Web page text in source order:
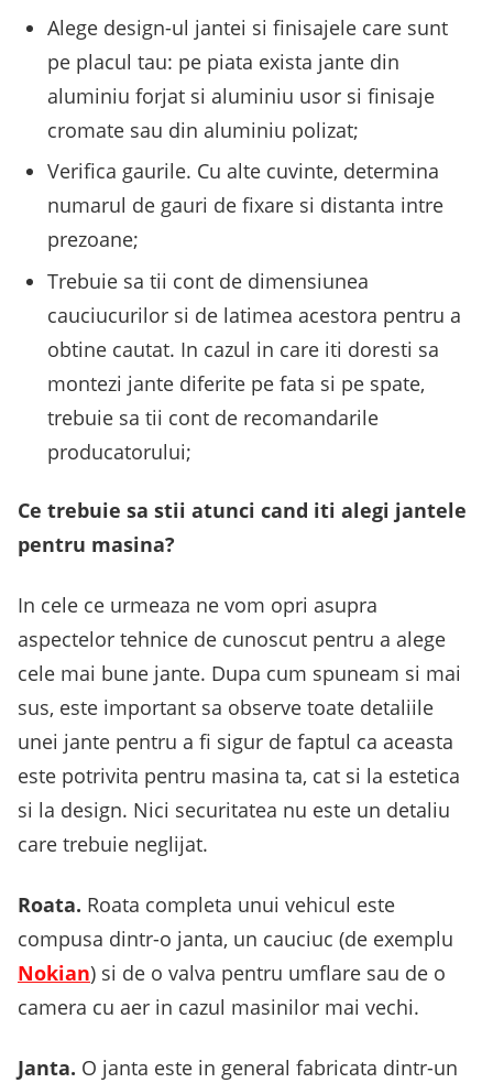
Alege design-ul jantei si finisajele care sunt
pe placul tau: pe piata exista jante din
aluminiu forjat si aluminiu usor si finisaje
cromate sau din aluminiu polizat;
Verifica gaurile. Cu alte cuvinte, determina
numarul de gauri de fixare si distanta intre
prezoane;
Trebuie sa tii cont de dimensiunea
cauciucurilor si de latimea acestora pentru a
obtine cautat. In cazul in care iti doresti sa
montezi jante diferite pe fata si pe spate,
trebuie sa tii cont de recomandarile
producatorului;
Ce trebuie sa stii atunci cand iti alegi jantele
pentru masina?
In cele ce urmeaza ne vom opri asupra
aspectelor tehnice de cunoscut pentru a alege
cele mai bune jante. Dupa cum spuneam si mai
sus, este important sa observe toate detaliile
unei jante pentru a fi sigur de faptul ca aceasta
este potrivita pentru masina ta, cat si la estetica
si la design. Nici securitatea nu este un detaliu
care trebuie neglijat.
Roata. Roata completa unui vehicul este
compusa dintr-o janta, un cauciuc (de exemplu
Nokian) si de o valva pentru umflare sau de o
camera cu aer in cazul masinilor mai vechi.
Janta. O janta este in general fabricata dintr-un